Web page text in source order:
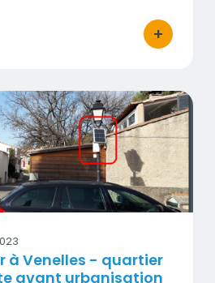
+
bouton
- quartier Font Trompette
Vignette
à Venelles - quartier
avant urbanisation